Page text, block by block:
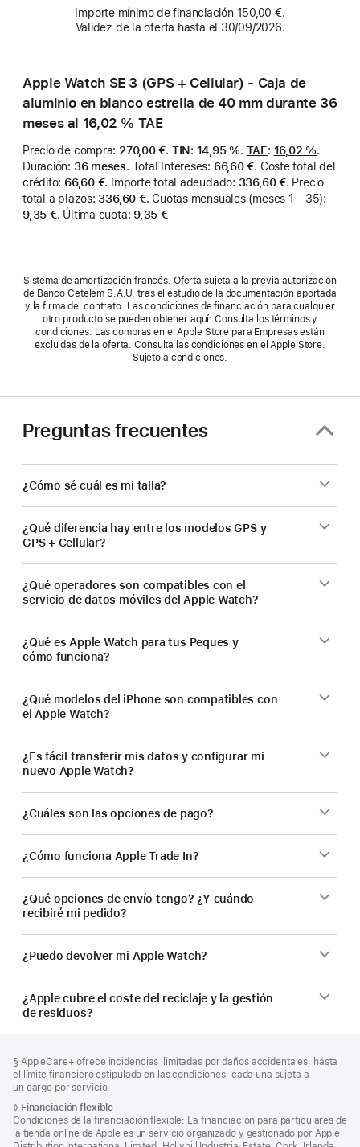
Importe mínimo de financiación 150,00 €.
Validez de la oferta hasta el 30/09/2026.
Apple Watch SE 3 (GPS + Cellular) - Caja de
aluminio en blanco estrella de 40 mm durante 36
meses al 16,02 % TAE
Precio de compra: 270,00 €. TIN: 14,95 %. TAE: 16,02 %.
Duración: 36 meses. Total Intereses: 66,60 €. Coste total del
crédito: 66,60 €. Importe total adeudado: 336,60 €. Precio
total a plazos: 336,60 €.Cuotas mensuales (meses 1 - 35):
9,35 €. Última cuota: 9,35 €
Sistema de amortización francés. Oferta sujeta a la previa autorización
de Banco Cetelem S.A.U. tras el estudio de la documentación aportada
y la firma del contrato. Las condiciones de financiación para cualquier
otro producto se pueden obtener aquí: Consulta los términos y
condiciones. Las compras en el Apple Store para Empresas están
excluidas de la oferta. Consulta las condiciones en el Apple Store.
Sujeto a condiciones.
Preguntas frecuentes
¿Cómo sé cuál es mi talla?
¿Qué diferencia hay entre los modelos GPS y
GPS + Cellular?
¿Qué operadores son compatibles con el
servicio de datos móviles del Apple Watch?
¿Qué es Apple Watch para tus Peques y
cómo funciona?
¿Qué modelos del iPhone son compatibles con
el Apple Watch?
¿Es fácil transferir mis datos y configurar mi
nuevo Apple Watch?
¿Cuáles son las opciones de pago?
¿Cómo funciona Apple Trade In?
¿Qué opciones de envío tengo? ¿Y cuándo
recibiré mi pedido?
¿Puedo devolver mi Apple Watch?
¿Apple cubre el coste del reciclaje y la gestión
de residuos?
a
pie
de
página
al
pie
Nota
a
pie
página
§ AppleCare+ ofrece incidencias ilimitadas por daños accidentales, hasta
el límite financiero estipulado en las condiciones, cada una sujeta a
un cargo por servicio.
Nota
a
pie
◊ Financiación flexible
Condiciones de la financiación flexible: La financiación para particulares de
la tienda online de Apple es un servicio organizado y gestionado por Apple